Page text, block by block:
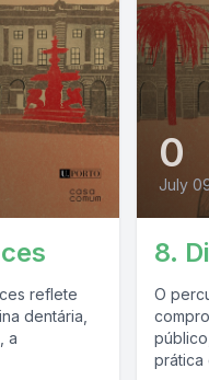
reflete
dentária,
a
0
July
8.
O
prática